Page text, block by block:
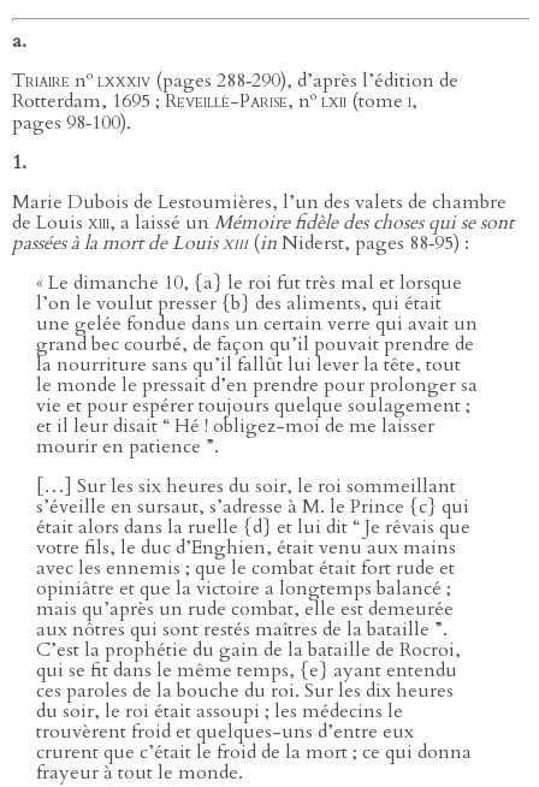
a.
Triaire no lxxxiv (pages 288‑290), d’après l’édition de
Rotterdam, 1695 ;Reveillé-Parise, no lxii (tome i,
pages 98‑100).
1.
Marie Dubois de Lestoumières, l’un des valets de chambre
de Louis xiii, a laissé un Mémoire fidèle des choses qui se sont
passées à la mort de Louisxiii(inNiderst, pages 88‑95) :
« Le dimanche 10, {a} le roi fut très mal et lorsque
l’on le voulut presser {b} des aliments, qui était
une gelée fondue dans un certain verre qui avait un
grand bec courbé, de façon qu’il pouvait prendre de
la nourriture sans qu’il fallût lui lever la tête, tout
le monde le pressait d’en prendre pour prolonger sa
vie et pour espérer toujours quelque soulagement ;
et il leur disait “ Hé ! obligez-moi de me laisser
mourir en patience ”.
[…] Sur les six heures du soir, le roi sommeillant
s’éveille en sursaut, s’adresse à M. le Prince {c} qui
était alors dans la ruelle {d} et lui dit “ Je rêvais que
votre fils, le duc d’Enghien, était venu aux mains
avec les ennemis ; que le combat était fort rude et
opiniâtre et que la victoire a longtemps balancé ;
mais qu’après un rude combat, elle est demeurée
aux nôtres qui sont restés maîtres de la bataille ”.
C’est la prophétie du gain de la bataille de Rocroi,
qui se fit dans le même temps, {e} ayant entendu
ces paroles de la bouche du roi. Sur les dix heures
du soir, le roi était assoupi ; les médecins le
trouvèrent froid et quelques-uns d’entre eux
crurent que c’était le froid de la mort ; ce qui donna
frayeur à tout le monde.